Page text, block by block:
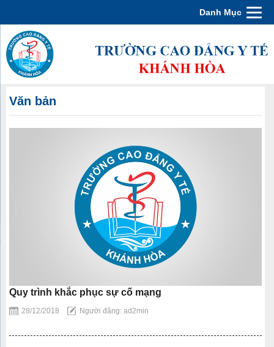
Danh Mục
Văn bản
Quy trình khắc phục sự cố mạng
28/12/2018 Người đăng: ad2min